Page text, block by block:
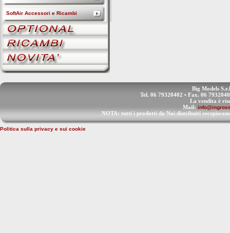
SoftAir Accessori e Ricambi
Big Models
Tel. 06 79320402 • Fax. 06
La vendita è
Mail:
NOTA: tutti i prodotti da Noi distribuiti
Politica sulla privacy e sui cookie